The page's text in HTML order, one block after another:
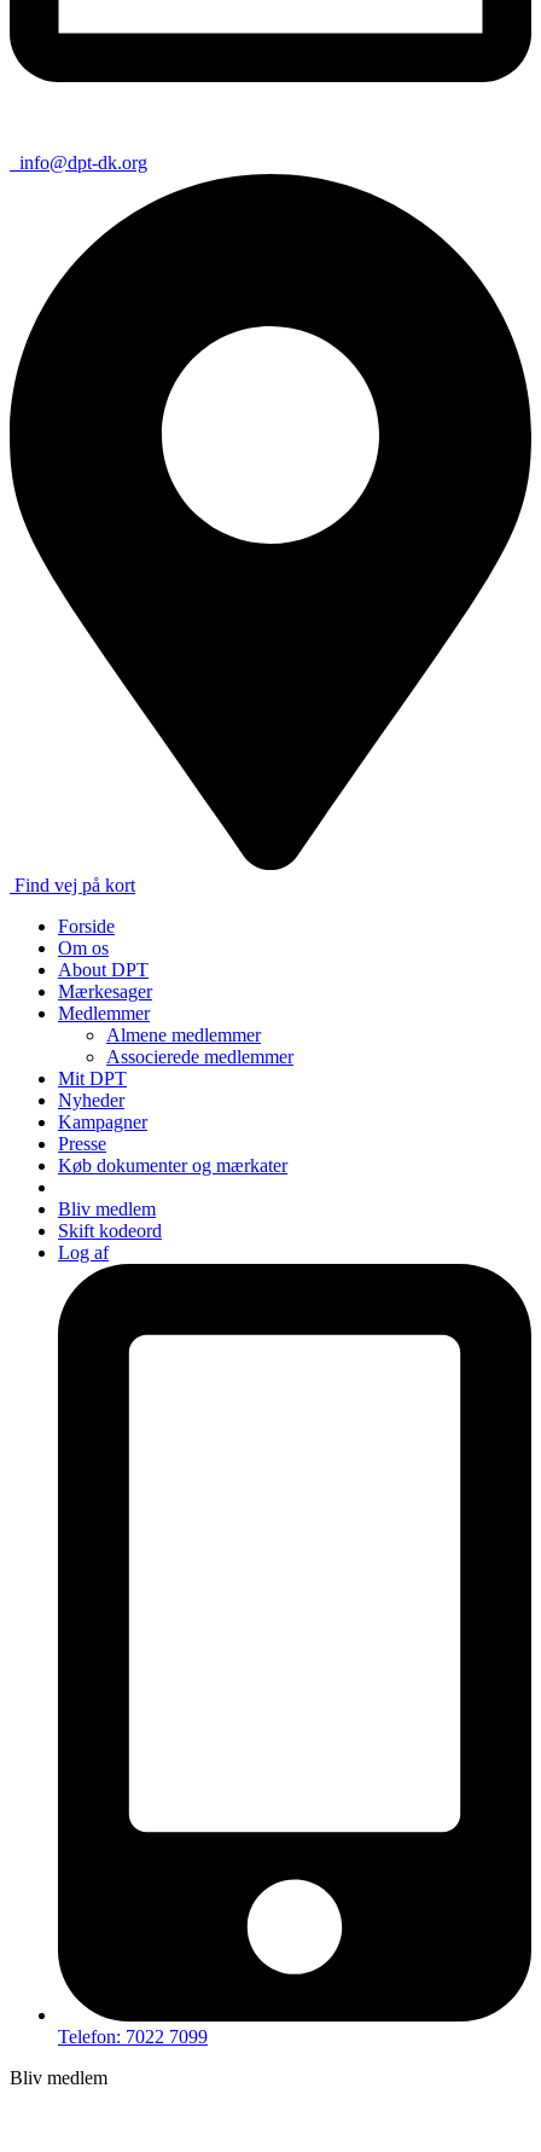
info@dpt-dk.org
Find vej på kort
Forside
Om os
About DPT
Mærkesager
Medlemmer
Almene medlemmer
Associerede medlemmer
Mit DPT
Nyheder
Kampagner
Presse
Køb dokumenter og mærkater
Bliv medlem
Skift kodeord
Log af
Telefon: 7022 7099
Bliv medlem